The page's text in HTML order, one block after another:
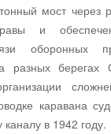
мост
и
оборонных
разных
каравана
в 1942 году.